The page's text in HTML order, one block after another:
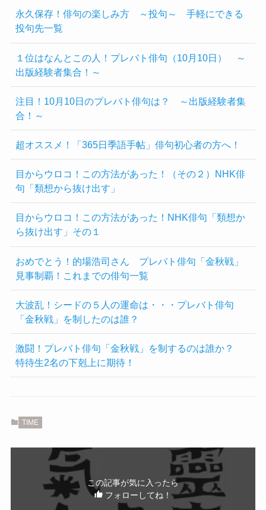
永久保存！俳句の楽しみ方 ～投句～ 手軽にできる
投句先一覧
１位はなんとこの人！プレバト俳句（10月10日） ～
出版経験者集合！～
注目！10月10日のプレバト俳句は？ ～出版経験者集
合！～
超オススメ！「365日季語手帖」俳句初心者の方へ！
目からウロコ！この方法があった！（その２）NHK俳
句「類想から抜け出す」
目からウロコ！この方法があった！NHK俳句「類想か
ら抜け出す」その１
おめでとう！的場浩司さん プレバト俳句「金秋戦」
見事制覇！これまでの俳句一覧
大波乱！シードの５人の運命は・・・プレバト俳句
「金秋戦」を制したのは誰？
激闘！プレバト俳句「金秋戦」を制するのは誰か？
特待生2名の下剋上に期待！
TIME
この記事が気に入ったら
フォローしてね！